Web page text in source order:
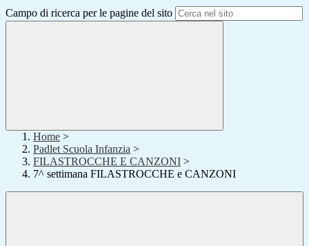
Campo di ricerca per le pagine del sito
Home >
Padlet Scuola Infanzia >
FILASTROCCHE E CANZONI >
7^ settimana FILASTROCCHE e CANZONI